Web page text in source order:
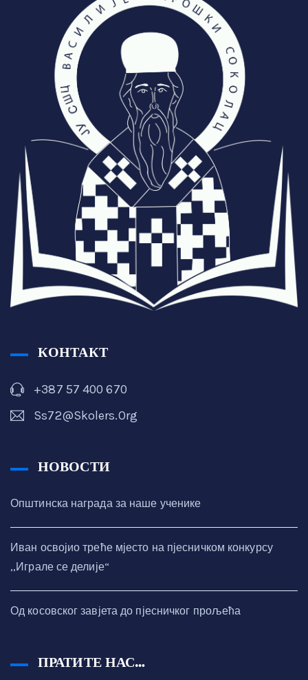
КОНТАКТ
+387 57 400 670
Ss72@skolers.org
НОВОСТИ
Општинска награда за наше ученике
Иван освојио треће мјесто на пјесничком конкурсу
,,Играле се делије“
Од косовског завјета до пјесничког прољећа
ПРАТИТЕ НАС…